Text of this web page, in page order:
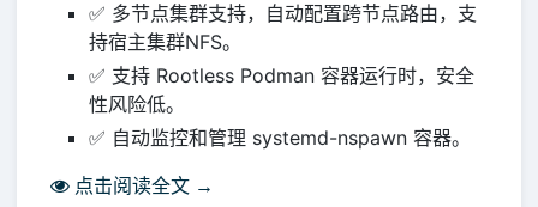
✅ 多节点集群支持，自动配置跨节点路由，支
持宿主集群NFS。
✅ 支持 Rootless Podman 容器运行时，安全
性风险低。
✅ 自动监控和管理 systemd-nspawn 容器。
点击阅读全文 →